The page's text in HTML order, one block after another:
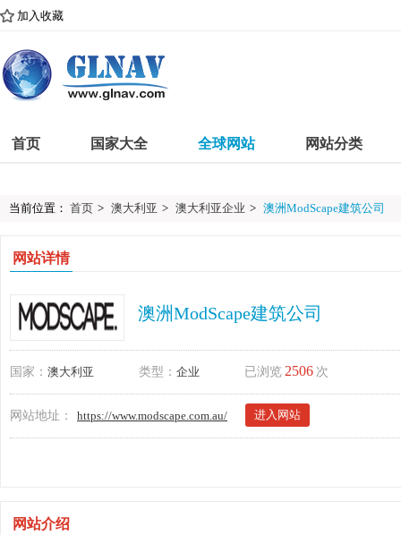
加入收藏
首页 国家大全 全球网站 网站分类
当前位置： 首页 > 澳大利亚 > 澳大利亚企业 > 澳洲ModScape建筑公司
网站详情
澳洲ModScape建筑公司
国家： 澳大利亚 类型： 企业 已浏览 2506 次
网站地址： https://www.modscape.com.au/ 进入网站
网站介绍